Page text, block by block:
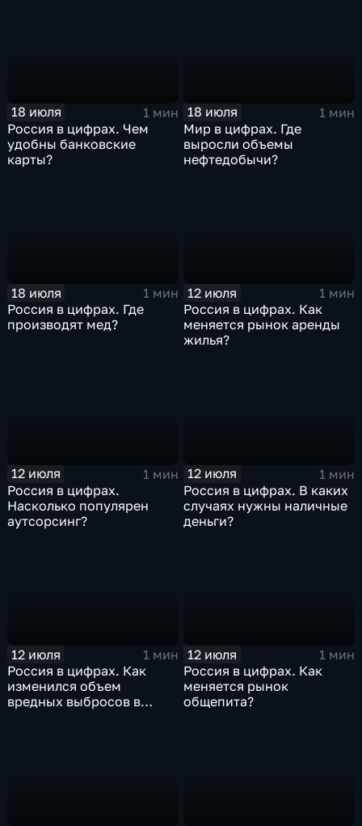
18 июля
1 мин
Россия в цифрах. Чем
удобны банковские
карты?
18 июля
1 мин
Мир в цифрах. Где
выросли объемы
нефтедобычи?
18 июля
1 мин
Россия в цифрах. Где
производят мед?
12 июля
1 мин
Россия в цифрах. Как
меняется рынок аренды
жилья?
12 июля
1 мин
Россия в цифрах.
Насколько популярен
аутсорсинг?
12 июля
1 мин
Россия в цифрах. В каких
случаях нужны наличные
деньги?
12 июля
1 мин
Россия в цифрах. Как
изменился объем
вредных выбросов в
12 июля
1 мин
Россия в цифрах. Как
меняется рынок
общепита?